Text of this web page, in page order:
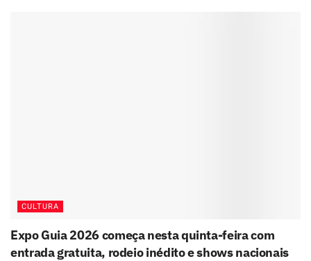
CULTURA
Expo Guia 2026 começa nesta quinta-feira com
entrada gratuita, rodeio inédito e shows nacionais